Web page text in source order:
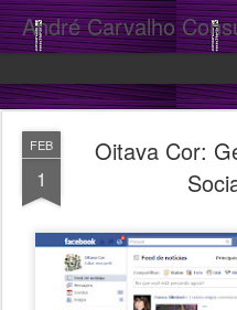
André Carvalho
FEB
1
Oitava Cor: